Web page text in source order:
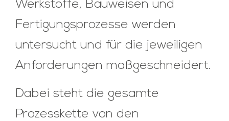
Werkstoffe, Bauweisen und
Fertigungsprozesse werden
untersucht und für die jeweiligen
Anforderungen maßgeschneidert.
Dabei steht die gesamte
Prozesskette von den